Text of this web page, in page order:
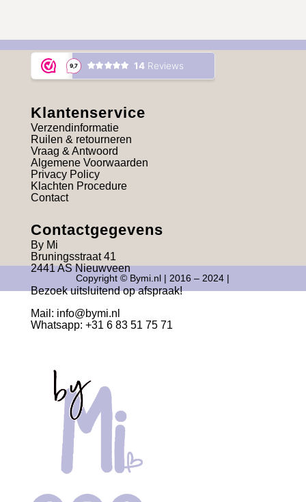
Klantenservice
Verzendinformatie
Ruilen & retourneren
Vraag & Antwoord
Algemene Voorwaarden
Privacy Policy
Klachten Procedure
Contact
Contactgegevens
By Mi
Bruningsstraat 41
2441 AS Nieuwveen
Bezoek uitsluitend op afspraak!
Mail: info@bymi.nl
Whatsapp: +31 6 83 51 75 71
Copyright © Bymi.nl | 2016 – 2024 |